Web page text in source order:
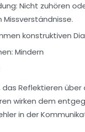
Nicht zuhören
konstruktiven
Mindern
Reflektieren über
wirken dem
in der